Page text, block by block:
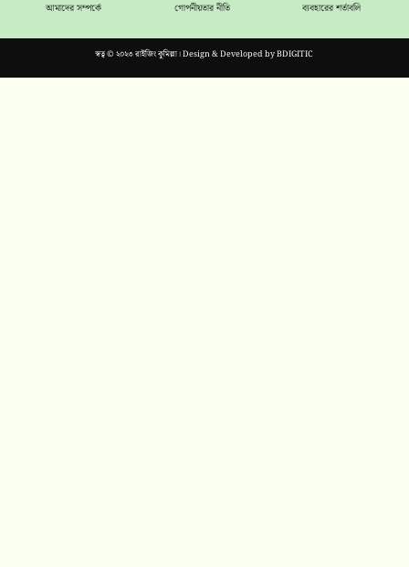
আমাদের সম্পর্কে গোপনীয়তার নীতি ব্যবহারের শর্তাবলি
স্বত্ব © ২০২৩ রাইজিং কুমিল্লা। Design & Developed byBDIGITIC